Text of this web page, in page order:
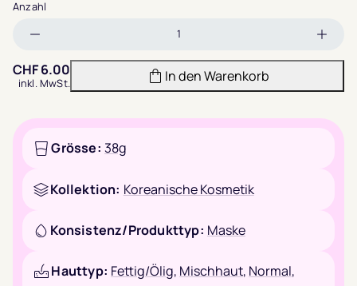
Anzahl
verringern
CHF6.00
inkl. MwSt. In den Warenkorb
Grösse: 38g
Kollektion: Koreanische Kosmetik
Konsistenz/Produkttyp: Maske
Hauttyp: Fettig/Ölig, Mischhaut, Normal,